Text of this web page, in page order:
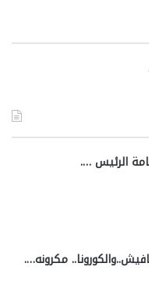
الرئيس ….
مكرونه….